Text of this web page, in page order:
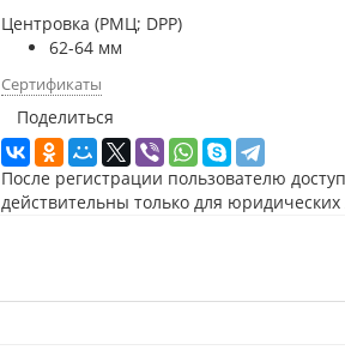
Центровка (РМЦ; DPP)
62-64 мм
Сертификаты
Поделиться
После регистрации пользователю
действительны только для юридических